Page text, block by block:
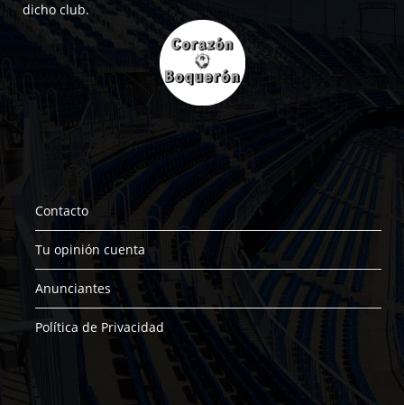
dicho club.
Contacto
Tu opinión cuenta
Anunciantes
Política de Privacidad